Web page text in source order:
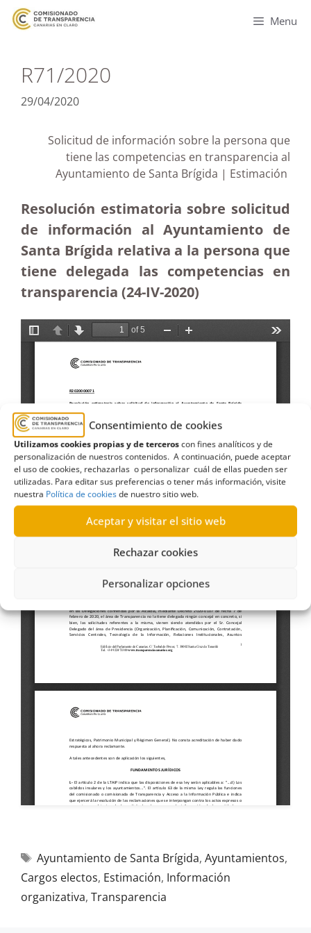
Consentimiento de cookies
Utilizamos cookies propias y de terceroscon fines analíticos y de
personalización de nuestros contenidos. A continuación, puede aceptar
el uso de cookies, rechazarlas o personalizar cuál de ellas pueden ser
utilizadas. Para editar sus preferencias o tener más información, visite
nuestra Política de cookiesde nuestro sitio web.
Aceptar y visitar el sitio web
Rechazar cookies
Personalizar opciones
Menu
R71/2020
29/04/2020
Solicitud de información sobre la persona que
tiene las competencias en transparencia al
Ayuntamiento de Santa Brígida | Estimación
Resolución estimatoria sobre solicitud
de información al Ayuntamiento de
Santa Brígida relativa a la persona que
tiene delegada las competencias en
transparencia (24-IV-2020)
Ayuntamiento de Santa Brígida, Ayuntamientos,
Cargos electos, Estimación, Información
organizativa, Transparencia